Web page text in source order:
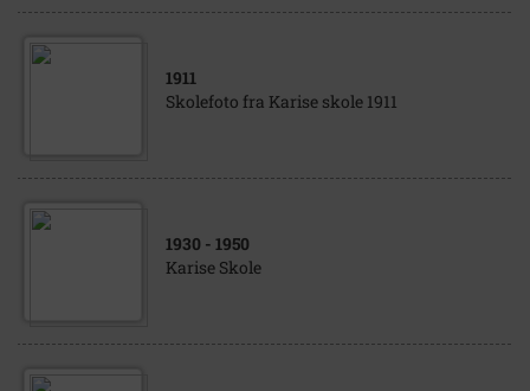
1911
Skolefoto fra Karise skole 1911
1930 - 1950
Karise Skole